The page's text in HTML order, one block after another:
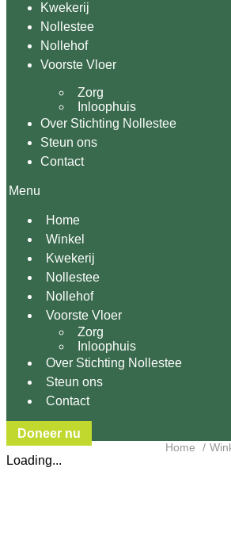
Kwekerij
Nollestee
Nollehof
Voorste Vloer
Zorg
Inloophuis
Over Stichting Nollestee
Steun ons
Contact
Menu
Home
Winkel
Kwekerij
Nollestee
Nollehof
Voorste Vloer
Zorg
Inloophuis
Over Stichting Nollestee
Steun ons
Contact
Doneer nu
Home
Loading...